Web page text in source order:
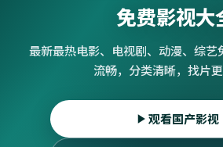
免费影视大
最新最热电影、电视剧、动漫、综艺
流畅，分类清晰，找片更
观看国产影视